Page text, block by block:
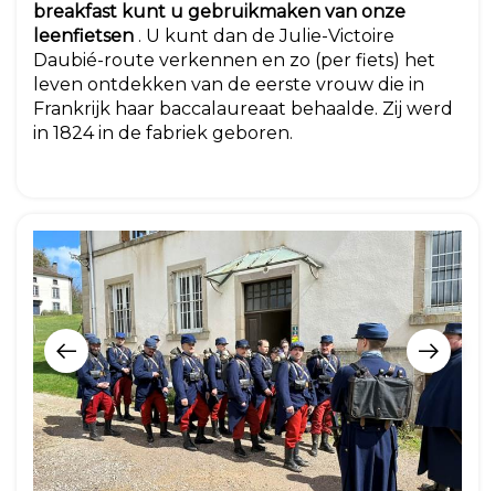
breakfast kunt u gebruikmaken van onze
leenfietsen . U kunt dan de Julie-Victoire
Daubié-route verkennen en zo (per fiets) het
leven ontdekken van de eerste vrouw die in
Frankrijk haar baccalaureaat behaalde. Zij werd
in 1824 in de fabriek geboren.